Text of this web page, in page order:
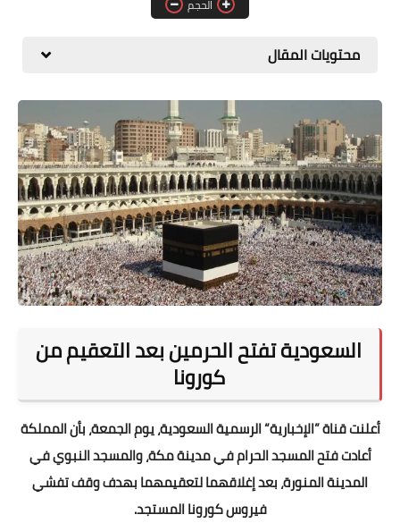
المطبخ
اقتصاد
سيارات
علوم وتكنولوجيا
تعليم
وظائف خالية
عروض
الحجم
محتويات المقال
السعودية تفتح الحرمين بعد التعقيم من
كورونا
أعلنت قناة ”الإخبارية“ الرسمية السعودية، يوم الجمعة، بأن المملكة
أعادت فتح المسجد الحرام في مدينة مكة، والمسجد النبوي في
المدينة المنورة، بعد إغلاقهما لتعقيمهما بهدف وقف تفشي
فيروس كورونا المستجد.